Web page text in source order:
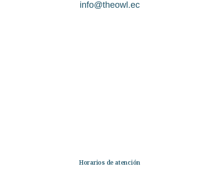
info@theowl.ec
Horarios de atención